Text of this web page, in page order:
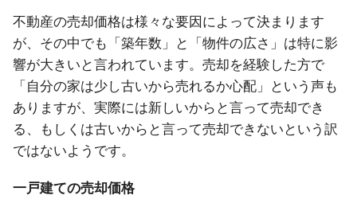
不動産の売却価格は様々な要因によって決まります
が、その中でも「築年数」と「物件の広さ」は特に影
響が大きいと言われています。売却を経験した方で
「自分の家は少し古いから売れるか心配」という声も
ありますが、実際には新しいからと言って売却でき
る、もしくは古いからと言って売却できないという訳
ではないようです。
一戸建ての売却価格